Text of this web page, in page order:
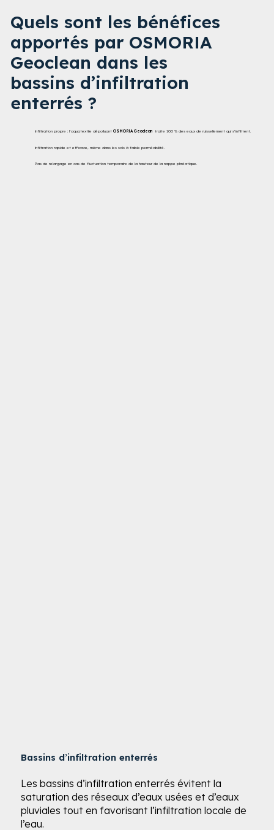
Quels sont les bénéfices
apportés par OSMORIA
Geoclean dans les
bassins d’infiltration
enterrés ?​
Infiltration propre : l’aquatextile dépolluantOSMORIA Geoclean traite 100 % des eaux de ruissellement qui s’infiltrent​.
Infiltration rapide et efficace, même dans les sols à faible perméabilité.
Pas de relargage en cas de fluctuation temporaire de la hauteur de la nappe phréatique​.
Bassins d’infiltration enterrés
Les bassins d’infiltration enterrés évitent la
saturation des réseaux d’eaux usées et d’eaux
pluviales tout en favorisant l’infiltration locale de
l’eau.